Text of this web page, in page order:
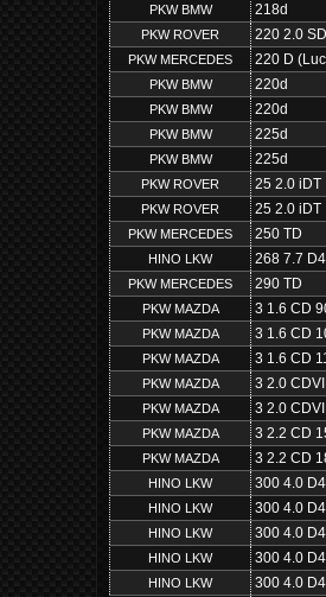
PKW BMW 218d
PKW ROVER 220 2.0
PKW MERCEDES 220 D
PKW BMW 220d
PKW BMW 220d
PKW BMW 225d
PKW BMW 225d
PKW ROVER 25 2.0 iDT
PKW ROVER 25 2.0 iDT
PKW MERCEDES 250 TD
HINO LKW 268 7.7
PKW MERCEDES 290 TD
PKW MAZDA 3 1.6 CD
PKW MAZDA 3 1.6 CD
PKW MAZDA 3 1.6 CD
PKW MAZDA 3 2.0
PKW MAZDA 3 2.0
PKW MAZDA 3 2.2 CD
PKW MAZDA 3 2.2 CD
HINO LKW 300 4.0
HINO LKW 300 4.0
HINO LKW 300 4.0
HINO LKW 300 4.0
HINO LKW 300 4.0